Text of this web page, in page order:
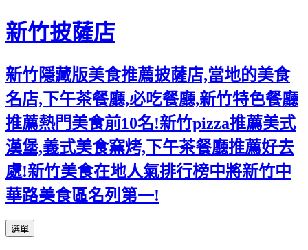
新竹披薩店
新竹隱藏版美食推薦披薩店,當地的美食
名店,下午茶餐廳,必吃餐廳,新竹特色餐廳
推薦熱門美食前10名!新竹pizza推薦美式
漢堡,義式美食窯烤,下午茶餐廳推薦好去
處!新竹美食在地人氣排行榜中將新竹中
華路美食區名列第一!
選單